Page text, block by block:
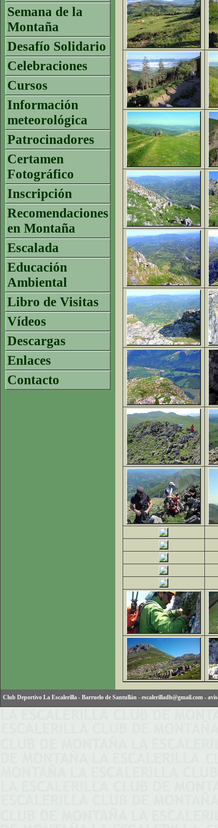
Semana de la
Montaña
Desafío Solidario
Celebraciones
Cursos
Información
meteorológica
Patrocinadores
Certamen
Fotográfico
Inscripción
Recomendaciones
en Montaña
Escalada
Educación
Ambiental
Libro de Visitas
Vídeos
Descargas
Enlaces
Contacto
Club Deportivo La Escalerilla - Barruelo de Santullán - escalerilladh@gmail.com -